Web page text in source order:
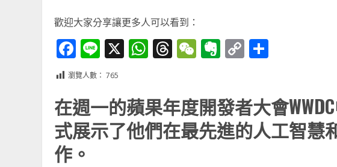
歡迎大家分享讓更多人可以看到：
Facebook
Line
X WhatsApp
Threads
WeChat
Evernote
Copy
瀏覽人數： 765
在週一的蘋果年度開發者大會
式展示了他們在最先進的人工智慧
作。